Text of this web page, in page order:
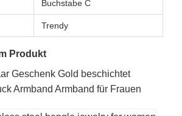
Buchstabe C
Trendy
Produkt
Geschenk Gold beschichtet
Armband Armband für Frauen